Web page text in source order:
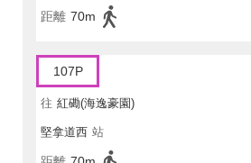
距離 70m
107P
往 紅磡(海逸豪園)
堅拿道西 站